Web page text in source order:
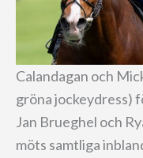
Calandagan och
gröna jockeydress)
Jan Brueghel och
möts samtliga